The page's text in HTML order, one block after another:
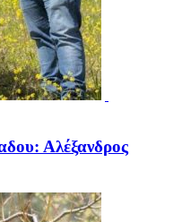
Αλέξανδρος